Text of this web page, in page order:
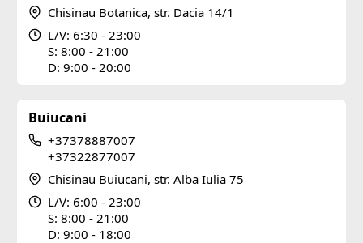
Chisinau Botanica, str. Dacia 14/1
L/V: 6:30 - 23:00
S: 8:00 - 21:00
D: 9:00 - 20:00
Buiucani
+37378887007
+37322877007
Chisinau Buiucani, str. Alba Iulia 75
L/V: 6:00 - 23:00
S: 8:00 - 21:00
D: 9:00 - 18:00